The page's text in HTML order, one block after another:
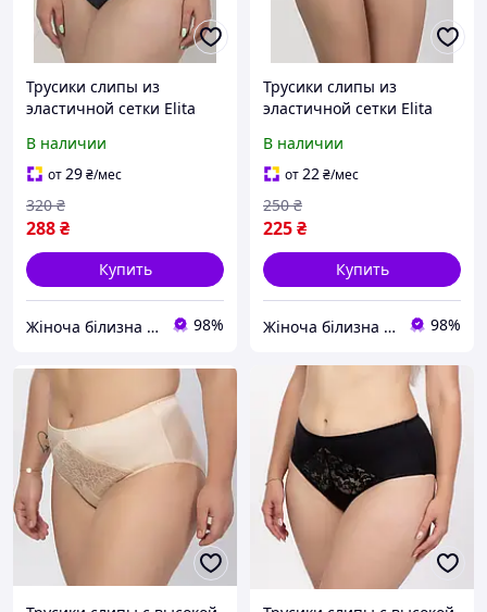
Трусики слипы из
эластичной сетки Elita
В наличии
от29₴/мес
288₴
320 ₴
Купить
Жіноча білизна "Lingerie-opt" 98%
Трусики слипы из
эластичной сетки Elita
В наличии
от22₴/мес
225₴
250 ₴
Купить
Жіноча білизна "Lingerie-opt" 98%